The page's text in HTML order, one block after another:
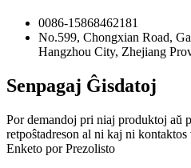
0086-15868462181
No.599, Chongxian Road,
Hangzhou City, Zhejiang
Senpagaj Ĝisdatoj
Por demandoj pri niaj produktoj aŭ
retpoŝtadreson al ni kaj ni
Enketo por Prezolisto